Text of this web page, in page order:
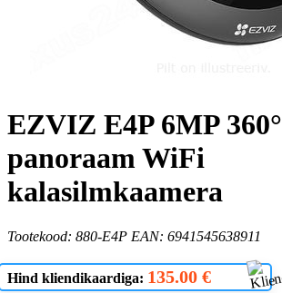
EZVIZ E4P 6MP 360°
panoraam WiFi
kalasilmkaamera
Tootekood: 880-E4P EAN: 6941545638911
Hind kliendikaardiga: 135.00 €